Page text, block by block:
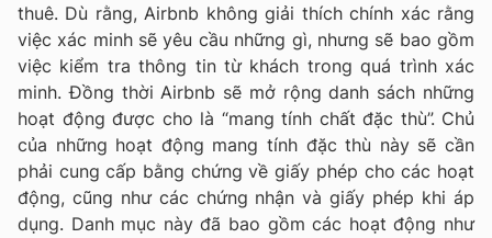
thuê. Dù rằng, Airbnb không giải thích chính xác rằng
việc xác minh sẽ yêu cầu những gì, nhưng sẽ bao gồm
việc kiểm tra thông tin từ khách trong quá trình xác
minh. Đồng thời Airbnb sẽ mở rộng danh sách những
hoạt động được cho là “mang tính chất đặc thù”. Chủ
của những hoạt động mang tính đặc thù này sẽ cần
phải cung cấp bằng chứng về giấy phép cho các hoạt
động, cũng như các chứng nhận và giấy phép khi áp
dụng. Danh mục này đã bao gồm các hoạt động như